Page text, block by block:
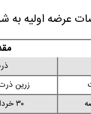
عرضه اولیه به
زرین
۳۰ خرداد ۱۴۰۵